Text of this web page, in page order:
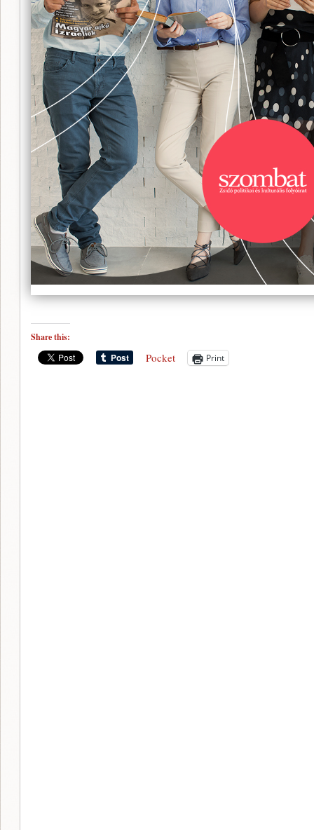
Share this:
Pocket Print